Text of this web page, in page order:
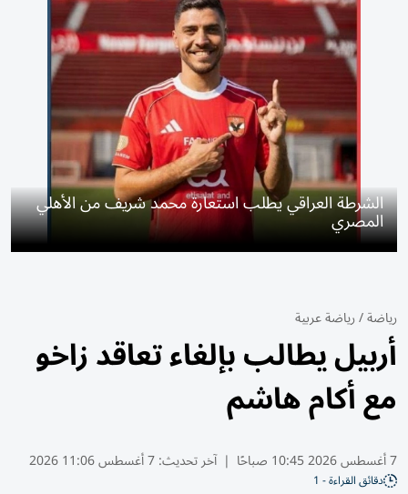
الشرطة العراقي يطلب استعارة محمد شريف من الأهلي
المصري
رياضة/رياضة عربية
أربيل يطالب بإلغاء تعاقد زاخو
مع أكام هاشم
7 أغسطس 2026 10:45 صباحًا | آخر تحديث:7 أغسطس 11:06 2026
دقائق القراءة - 1